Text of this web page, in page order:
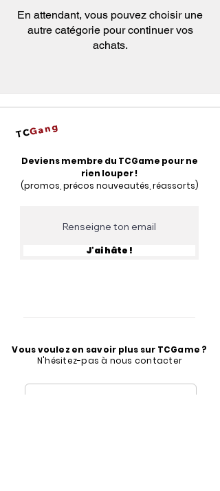
En attendant, vous pouvez choisir une
autre catégorie pour continuer vos
achats.
Deviens membre du TCGame pour ne
rien louper !
(promos, précos nouveautés, réassorts)
J'ai hâte !
TCGang
Vous voulez en savoir plus sur TCGame ?
N'hésitez-pas à nous contacter